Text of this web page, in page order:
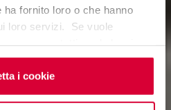
fornito loro o che hanno
loro servizi. Se vuole
può essere espresso
i cookie”. Se non vuole i
il consenso sul tasto
i cookie